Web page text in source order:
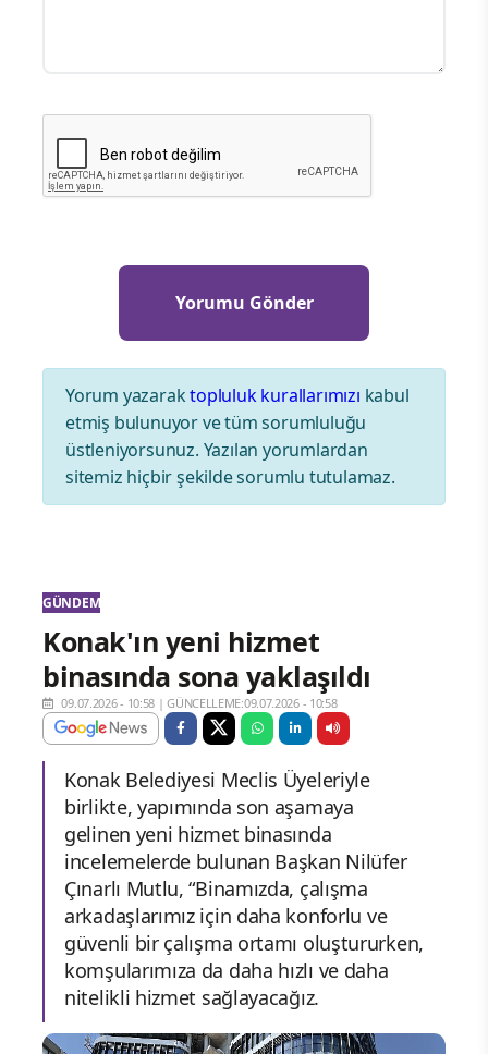
Yorum yazaraktopluluk kurallarımızı kabul
etmiş bulunuyor ve tüm sorumluluğu
üstleniyorsunuz. Yazılan yorumlardan
sitemiz hiçbir şekilde sorumlu tutulamaz.
GÜNDEM
Konak'ın yeni hizmet
binasında sona yaklaşıldı
09.07.2026 - 10:58 |GÜNCELLEME:09.07.2026 - 10:58
Konak Belediyesi Meclis Üyeleriyle
birlikte, yapımında son aşamaya
gelinen yeni hizmet binasında
incelemelerde bulunan Başkan Nilüfer
Çınarlı Mutlu, “Binamızda, çalışma
arkadaşlarımız için daha konforlu ve
güvenli bir çalışma ortamı oluştururken,
komşularımıza da daha hızlı ve daha
nitelikli hizmet sağlayacağız.